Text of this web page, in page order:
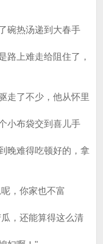
热汤递到大春手
上难走给阻住了，
了不少，他从怀里
布袋交到喜儿手
难得吃顿好的，拿
，你家也不富
，还能算得这么清